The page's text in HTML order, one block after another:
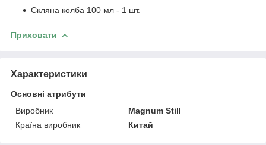
Скляна колба 100 мл - 1 шт.
Приховати
Характеристики
Основні атрибути
Виробник
Magnum Still
Країна виробник
Китай